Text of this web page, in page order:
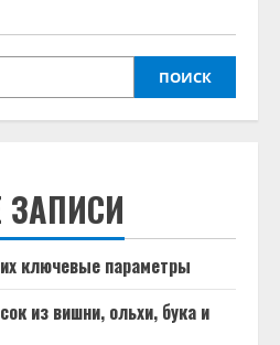
ПОИСК
ключевые параметры
из вишни, ольхи, бука и